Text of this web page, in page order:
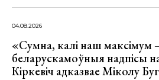
04.08.2026
«Сумна, калі наш максімум
беларускамоўныя надпісы
Кіркевіч адказвае Міколу